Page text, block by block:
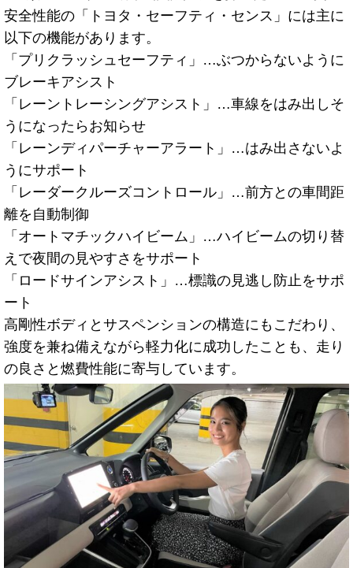
安全性能の「トヨタ・セーフティ・センス」には主に
以下の機能があります。
「プリクラッシュセーフティ」…ぶつからないように
ブレーキアシスト
「レーントレーシングアシスト」…車線をはみ出しそ
うになったらお知らせ
「レーンディパーチャーアラート」…はみ出さないよ
うにサポート
「レーダークルーズコントロール」…前方との車間距
離を自動制御
「オートマチックハイビーム」…ハイビームの切り替
えで夜間の見やすさをサポート
「ロードサインアシスト」…標識の見逃し防止をサポ
ート
高剛性ボディとサスペンションの構造にもこだわり、
強度を兼ね備えながら軽力化に成功したことも、走り
の良さと燃費性能に寄与しています。